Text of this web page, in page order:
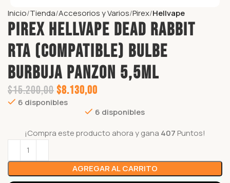
Inicio Tienda Accesorios y Varios Pirex Hellvape
PIREX HELLVAPE DEAD RABBIT
RTA (COMPATIBLE) BULBE
BURBUJA PANZON 5,5ml
$15.200,00$8.130,00
6 disponibles
6 disponibles
¡Compra este producto ahora y gana 407 Puntos!
AGREGAR AL CARRITO